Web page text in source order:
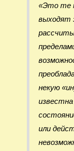
«Это те
выходят
некую
или